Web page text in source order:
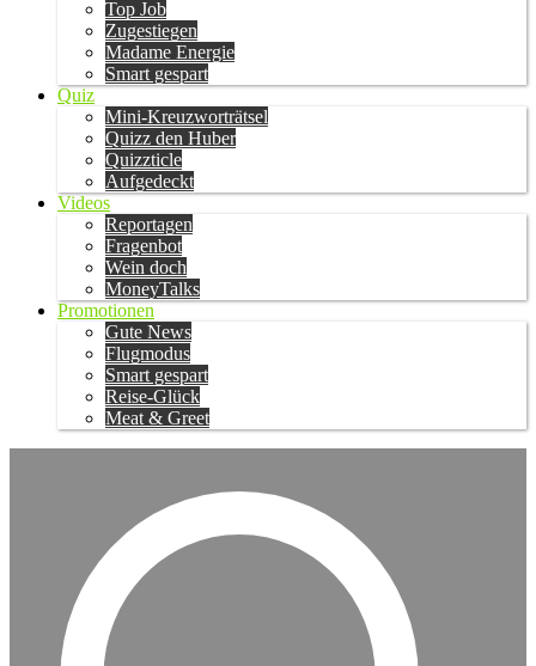
Top Job
Zugestiegen
Madame Energie
Smart gespart
Quiz
Mini-Kreuzworträtsel
Quizz den Huber
Quizzticle
Aufgedeckt
Videos
Reportagen
Fragenbot
Wein doch
MoneyTalks
Promotionen
Gute News
Flugmodus
Smart gespart
Reise-Glück
Meat & Greet